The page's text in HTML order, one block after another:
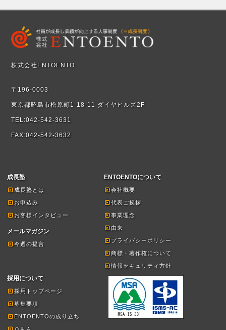
株式会社ENTOENTO
〒196-0003
東京都昭島市松原町1-18-11 ダイヤヒルズ2F
TEL:042-542-3631
FAX:042-542-3632
成長塾
成長塾とは
お申込み
お客様インタビュー
メールマガジン
今週の提言
ENTOENTOについて
会社概要
代表ご挨拶
事業理念
由来
プライバシーポリシー
商標・著作権について
情報セキュリティ方針
採用について
採用トップページ
募集要項
ENTOENTOの成り立ち